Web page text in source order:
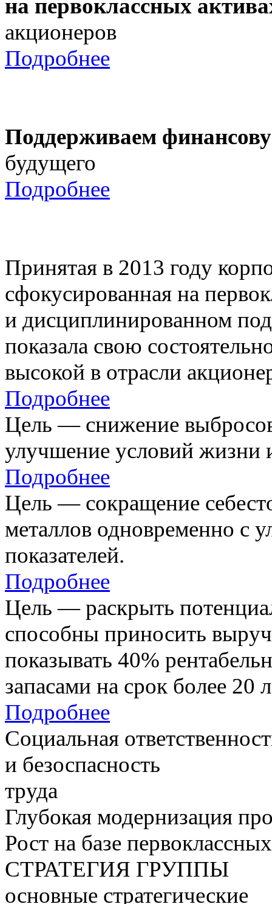
на первоклассных
акционеров
Подробнее
Поддерживаем
будущего
Подробнее
Принятая в 2013 году
сфокусированная на
и дисциплинированном
показала свою
высокой в отрасли
Подробнее
Цель — снижение
улучшение условий жизни
Подробнее
Цель — сокращение
металлов одновременно с
показателей.
Подробнее
Цель — раскрыть
способны приносить
показывать 40%
запасами на срок более 20
Подробнее
Социальная
и безоспасность
труда
Глубокая модернизация
Рост на базе
СТРАТЕГИЯ ГРУППЫ
основные стратегические